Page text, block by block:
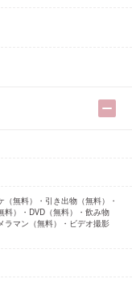
無料）・引き出物（無料）・
料）・DVD（無料）・飲み物
ラマン（無料）・ビデオ撮影